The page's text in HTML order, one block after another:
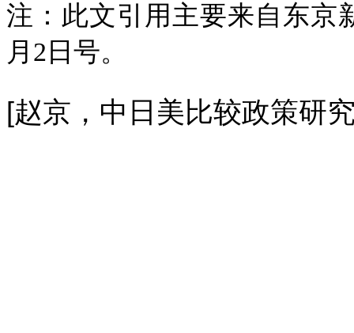
注：此文引用主要来自东京
月 2 日号。
[赵京，中日美比较政策研